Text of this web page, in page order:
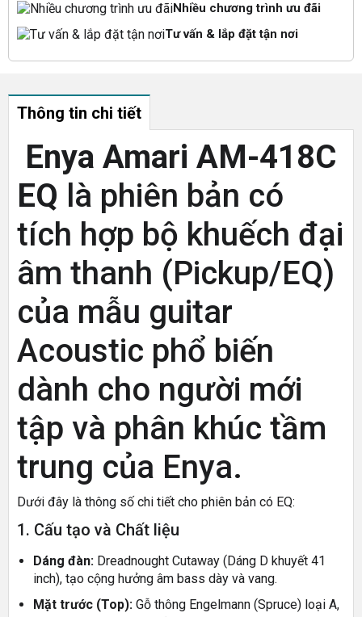
Nhiều chương trình ưu đãi
Tư vấn & lắp đặt tận nơi
Thông tin chi tiết
Enya Amari AM-418C
EQ là phiên bản có
tích hợp bộ khuếch đại
âm thanh (Pickup/EQ)
của mẫu guitar
Acoustic phổ biến
dành cho người mới
tập và phân khúc tầm
trung của Enya.
Dưới đây là thông số chi tiết cho phiên bản có EQ:
1. Cấu tạo và Chất liệu
Dáng đàn: Dreadnought Cutaway (Dáng D khuyết 41
inch), tạo cộng hưởng âm bass dày và vang.
Mặt trước (Top): Gỗ thông Engelmann (Spruce) loại A,